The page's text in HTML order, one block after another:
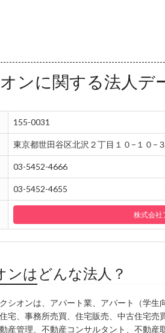
ンに関する法人デ
155-0031
東京都世田谷区北沢２丁目１０−１０−
03-5452-4666
03-5452-4655
株式会社
ンはどんな法人？
シオンは、アパート業、アパート（学
宅、事務所売買、住宅販売、中古住宅
産管理、不動産コンサルタント、不動